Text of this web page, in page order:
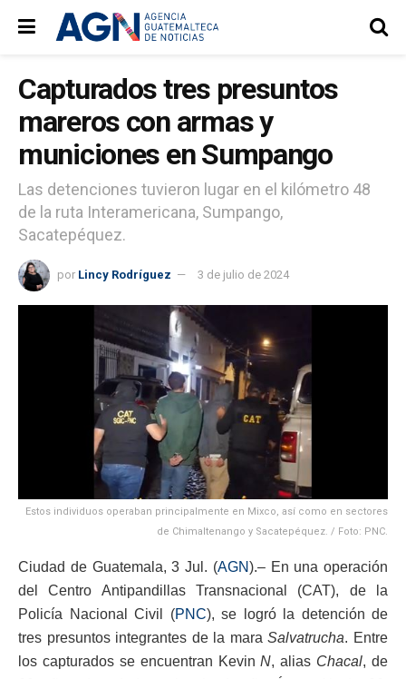
Capturados tres presuntos
mareros con armas y
municiones en Sumpango
Las detenciones tuvieron lugar en el kilómetro 48
de la ruta Interamericana, Sumpango,
Sacatepéquez.
por Lincy Rodríguez 3 de julio de 2024
Estos individuos operaban principalmente en Mixco, así como en sectores
de Chimaltenango y Sacatepéquez. / Foto: PNC.
Ciudad de Guatemala, 3 Jul. (AGN).– En una operación
del Centro Antipandillas Transnacional (CAT), de la
Policía Nacional Civil (PNC), se logró la detención de
tres presuntos integrantes de la maraSalvatrucha. Entre
los capturados se encuentran KevinN, alias Chacal, de